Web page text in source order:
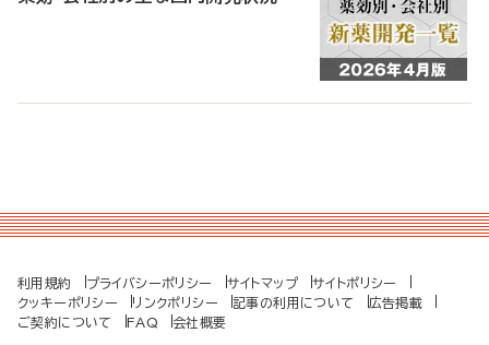
利用規約 プライバシーポリシー サイトマップ
サイトポリシー
クッキーポリシー
リンクポリシー 記事の利用について
広告掲載
ご契約について
FAQ 会社概要